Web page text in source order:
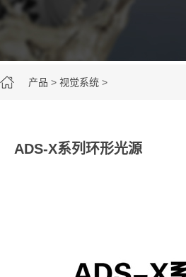
产品 > 视觉系统 >
ADS-X系列环形光源